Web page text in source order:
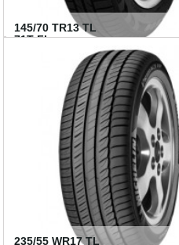
145/70 TR13 TL
71T FI...
235/55 WR17 TL